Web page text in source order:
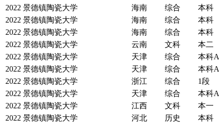
2022 景德镇陶瓷大学 海南 综合
本科
2022 景德镇陶瓷大学 海南 综合
本科
2022 景德镇陶瓷大学 海南 综合
本科
2022 景德镇陶瓷大学 云南 文科
本二
2022 景德镇陶瓷大学 天津 综合
本科A
2022 景德镇陶瓷大学 天津 综合
本科A
2022 景德镇陶瓷大学 浙江 综合
1段
2022 景德镇陶瓷大学 天津 综合
本科A
2022 景德镇陶瓷大学 江西 文科
本一
2022 景德镇陶瓷大学 河北 历史
本科